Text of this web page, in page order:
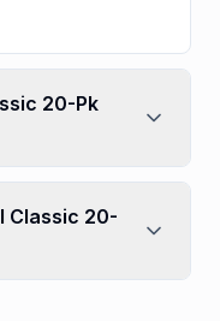
20-Pk
Classic 20-